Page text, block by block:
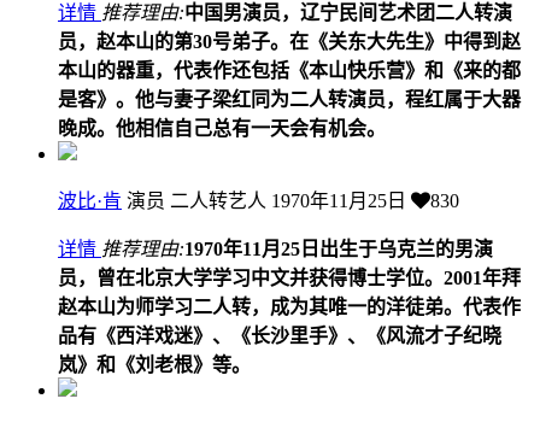
详情 推荐理由:中国男演员，辽宁民间艺术团二人转演
员，赵本山的第30号弟子。在《关东大先生》中得到赵
本山的器重，代表作还包括《本山快乐营》和《来的都
是客》。他与妻子梁红同为二人转演员，程红属于大器
晚成。他相信自己总有一天会有机会。
波比·肯 演员 二人转艺人 1970年11月25日 830
详情 推荐理由:1970年11月25日出生于乌克兰的男演
员，曾在北京大学学习中文并获得博士学位。2001年拜
赵本山为师学习二人转，成为其唯一的洋徒弟。代表作
品有《西洋戏迷》、《长沙里手》、《风流才子纪晓
岚》和《刘老根》等。